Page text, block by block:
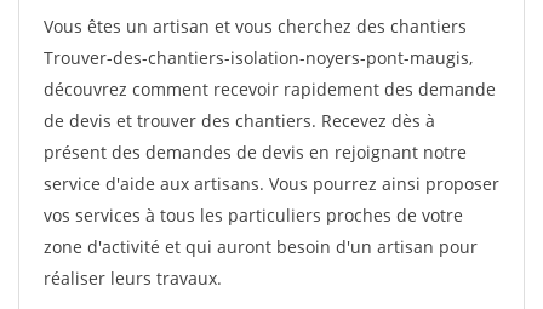
Vous êtes un artisan et vous cherchez des chantiers
Trouver-des-chantiers-isolation-noyers-pont-maugis,
découvrez comment recevoir rapidement des demande
de devis et trouver des chantiers. Recevez dès à
présent des demandes de devis en rejoignant notre
service d'aide aux artisans. Vous pourrez ainsi proposer
vos services à tous les particuliers proches de votre
zone d'activité et qui auront besoin d'un artisan pour
réaliser leurs travaux.